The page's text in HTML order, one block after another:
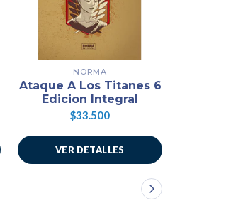
NORMA
Ataque A Los Titanes 6
Edicion Integral
$33.500
VER DETALLES